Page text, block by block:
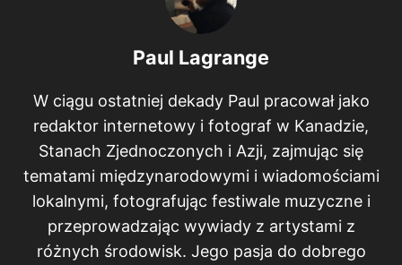
Paul Lagrange
W ciągu ostatniej dekady Paul pracował jako
redaktor internetowy i fotograf w Kanadzie,
Stanach Zjednoczonych i Azji, zajmując się
tematami międzynarodowymi i wiadomościami
lokalnymi, fotografując festiwale muzyczne i
przeprowadzając wywiady z artystami z
różnych środowisk. Jego pasja do dobrego